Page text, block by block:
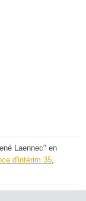
Laennec" en
d'intérim 35